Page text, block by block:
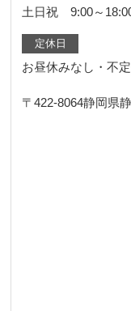
土日祝 9:00～
定休日
お昼休みなし・不
〒422-8064静岡県